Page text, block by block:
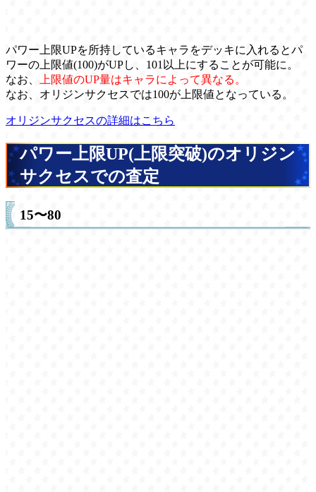
パワー上限UPを所持しているキャラをデッキに入れるとパ
ワーの上限値(100)がUPし、101以上にすることが可能に。
なお、
上限値のUP量はキャラによって異なる。
なお、オリジンサクセスでは100が上限値となっている。
オリジンサクセスの詳細はこちら
パワー上限UP(上限突破)のオリジン
サクセスでの査定
15〜80